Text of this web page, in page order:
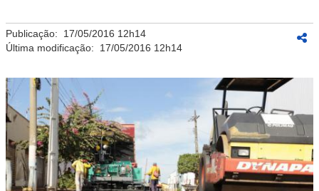
Publicação: 17/05/2016 12h14
Última modificação: 17/05/2016 12h14